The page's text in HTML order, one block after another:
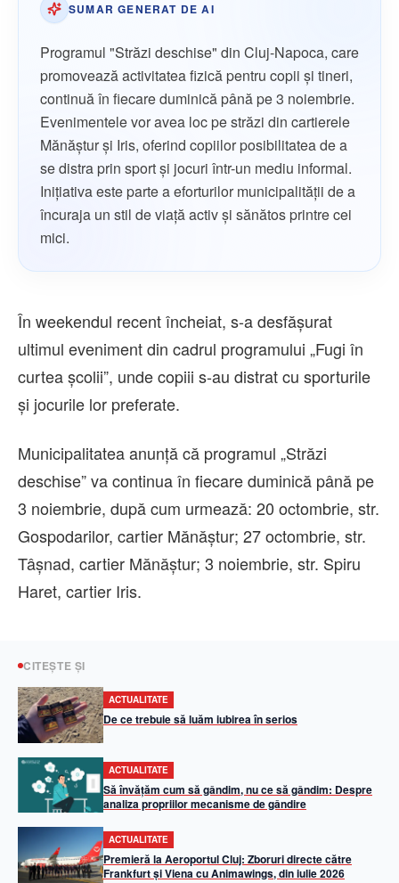
SUMAR GENERAT DE AI
Programul "Străzi deschise" din Cluj-Napoca, care
promovează activitatea fizică pentru copii și tineri,
continuă în fiecare duminică până pe 3 noiembrie.
Evenimentele vor avea loc pe străzi din cartierele
Mănăștur și Iris, oferind copiilor posibilitatea de a
se distra prin sport și jocuri într-un mediu informal.
Inițiativa este parte a eforturilor municipalității de a
încuraja un stil de viață activ și sănătos printre cei
mici.
În weekendul recent încheiat, s-a desfășurat
ultimul eveniment din cadrul programului „Fugi în
curtea școlii”, unde copiii s-au distrat cu sporturile
și jocurile lor preferate.
Municipalitatea anunță că programul „Străzi
deschise” va continua în fiecare duminică până pe
3 noiembrie, după cum urmează: 20 octombrie, str.
Gospodarilor, cartier Mănăștur; 27 octombrie, str.
Tâșnad, cartier Mănăștur; 3 noiembrie, str. Spiru
Haret, cartier Iris.
CITEȘTE ȘI
ACTUALITATE
De ce trebuie să luăm iubirea în serios
ACTUALITATE
Să învățăm cum să gândim, nu ce să gândim: Despre
analiza propriilor mecanisme de gândire
ACTUALITATE
Premieră la Aeroportul Cluj: Zboruri directe către
Frankfurt și Viena cu Animawings, din iulie 2026